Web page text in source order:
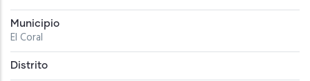
Municipio
El Coral
Distrito